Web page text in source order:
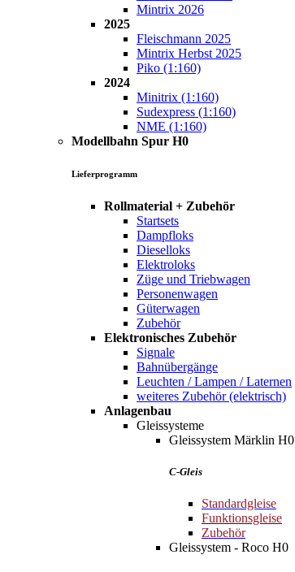
Mintrix 2026
2025
Fleischmann 2025
Mintrix Herbst 2025
Piko (1:160)
2024
Minitrix (1:160)
Sudexpress (1:160)
NME (1:160)
Modellbahn Spur H0
Lieferprogramm
Rollmaterial + Zubehör
Startsets
Dampfloks
Dieselloks
Elektroloks
Züge und Triebwagen
Personenwagen
Güterwagen
Zubehör
Elektronisches Zubehör
Signale
Bahnübergänge
Leuchten / Lampen / Laternen
weiteres Zubehör (elektrisch)
Anlagenbau
Gleissysteme
Gleissystem Märklin H0
C-Gleis
Standardgleise
Funktionsgleise
Zubehör
Gleissystem - Roco H0